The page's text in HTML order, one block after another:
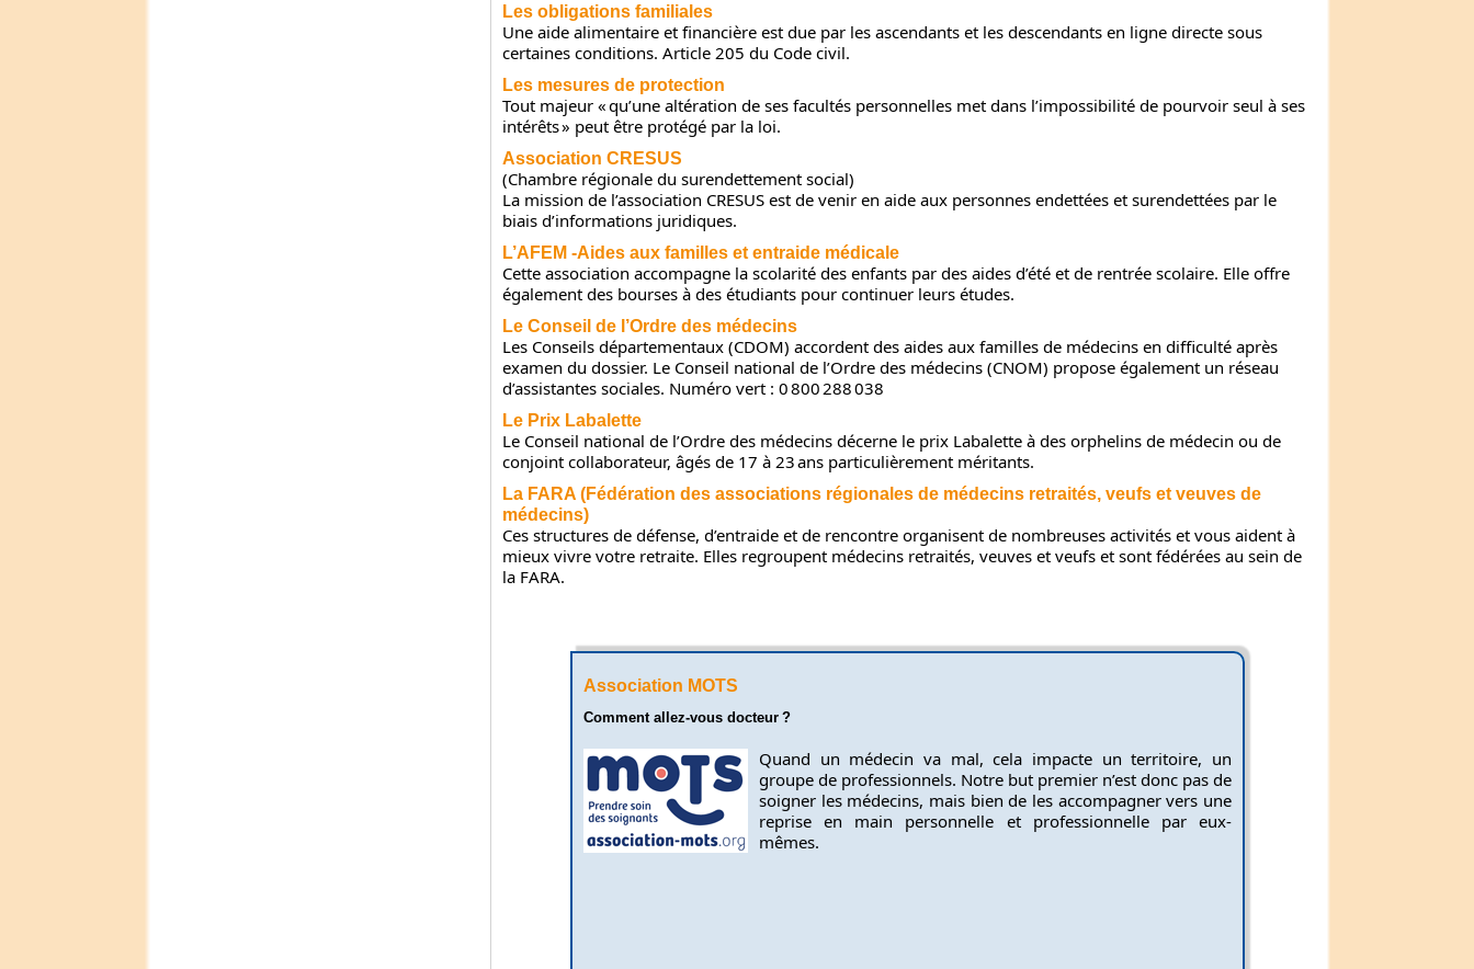
Les obligations familiales
Une aide alimentaire et financière est due par les ascendants et les descendants en ligne directe sous
certaines conditions. Article 205 du Code civil.
Les mesures de protection
Tout majeur « qu’une altération de ses facultés personnelles met dans l’impossibilité de pourvoir seul à ses
intérêts » peut être protégé par la loi.
Association CRESUS
(Chambre régionale du surendettement social)
La mission de l’association CRESUS est de venir en aide aux personnes endettées et surendettées par le
biais d’informations juridiques.
L’AFEM -Aides aux familles et entraide médicale
Cette association accompagne la scolarité des enfants par des aides d’été et de rentrée scolaire. Elle offre
également des bourses à des étudiants pour continuer leurs études.
Le Conseil de l’Ordre des médecins
Les Conseils départementaux (CDOM) accordent des aides aux familles de médecins en difficulté après
examen du dossier. Le Conseil national de l’Ordre des médecins (CNOM) propose également un réseau
d’assistantes sociales. Numéro vert : 0 800 288 038
Le Prix Labalette
Le Conseil national de l’Ordre des médecins décerne le prix Labalette à des orphelins de médecin ou de
conjoint collaborateur, âgés de 17 à 23 ans particulièrement méritants.
La FARA (Fédération des associations régionales de médecins retraités, veufs et veuves de
médecins)
Ces structures de défense, d’entraide et de rencontre organisent de nombreuses activités et vous aident à
mieux vivre votre retraite. Elles regroupent médecins retraités, veuves et veufs et sont fédérées au sein de
la FARA.
Association MOTS
Comment allez-vous docteur ?
Quand un médecin va mal, cela impacte un territoire, un
groupe de professionnels. Notre but premier n’est donc pas de
soigner les médecins, mais bien de les accompagner vers une
reprise en main personnelle et professionnelle par eux-
mêmes.